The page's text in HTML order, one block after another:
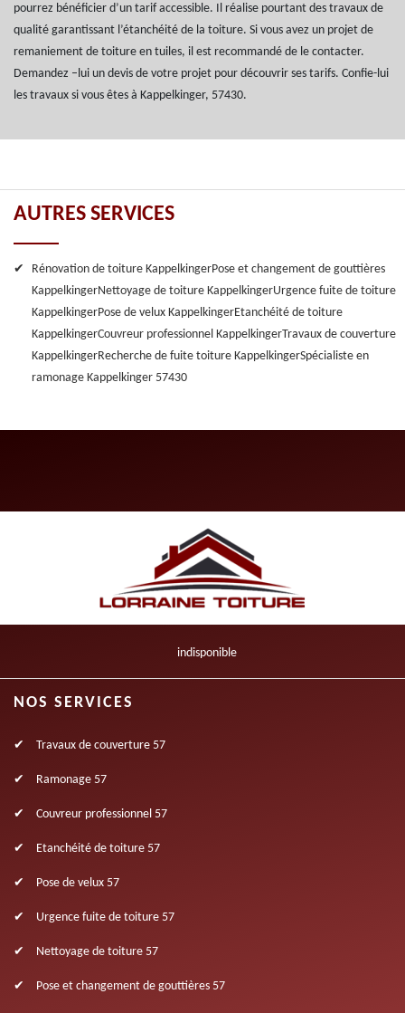
pourrez bénéficier d’un tarif accessible. Il réalise pourtant des travaux de
qualité garantissant l’étanchéité de la toiture. Si vous avez un projet de
remaniement de toiture en tuiles, il est recommandé de le contacter.
Demandez –lui un devis de votre projet pour découvrir ses tarifs. Confie-lui
les travaux si vous êtes à Kappelkinger, 57430.
AUTRES SERVICES
Rénovation de toiture KappelkingerPose et changement de gouttières
KappelkingerNettoyage de toiture KappelkingerUrgence fuite de toiture
KappelkingerPose de velux KappelkingerEtanchéité de toiture
KappelkingerCouvreur professionnel KappelkingerTravaux de couverture
KappelkingerRecherche de fuite toiture KappelkingerSpécialiste en
ramonage Kappelkinger 57430
indisponible
NOS SERVICES
Travaux de couverture 57
Ramonage 57
Couvreur professionnel 57
Etanchéité de toiture 57
Pose de velux 57
Urgence fuite de toiture 57
Nettoyage de toiture 57
Pose et changement de gouttières 57